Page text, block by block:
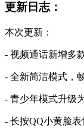
更新日志：
本次更新：
- 视频通话新增多
- 全新简洁模式，
- 青少年模式升级
- 长按QQ小黄脸表